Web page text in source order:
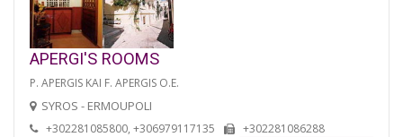
APERGI'S ROOMS
P. APERGIS KAI F. APERGIS O.E.
SYROS - ERMOUPOLI
+302281085800, +306979117135 +302281086288